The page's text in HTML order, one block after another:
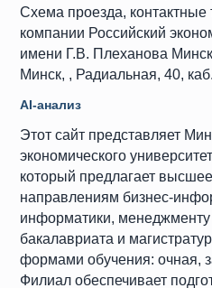
Схема проезда,
компании Российский
имени Г.В. Плеханова
Минск, , Радиальная, 40,
AI-анализ
Этот сайт представляет
экономического
который предлагает
направлениям бизнес-
информатики, менеджменту
бакалавриата и
формами обучения: очная,
Филиал обеспечивает